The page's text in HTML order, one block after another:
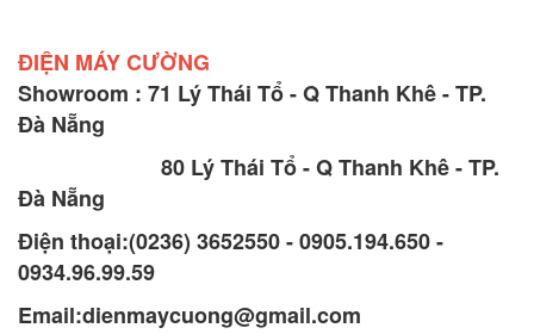
ĐIỆN MÁY CƯỜNG
Showroom : 71 Lý Thái Tổ - Q Thanh Khê - TP.
Đà Nẵng
80 Lý Thái Tổ - Q Thanh Khê - TP.
Đà Nẵng
Điện thoại:(0236) 3652550 - 0905.194.650 -
0934.96.99.59
Email:dienmaycuong@gmail.com